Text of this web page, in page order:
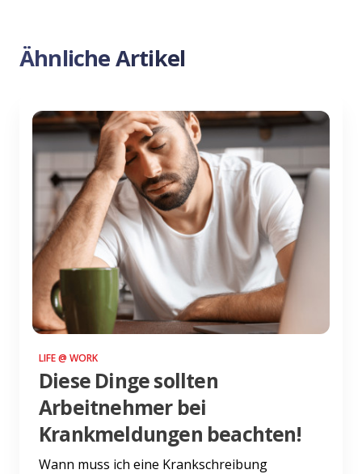
Ähnliche Artikel
LIFE @ WORK
Diese Dinge sollten
Arbeitnehmer bei
Krankmeldungen beachten!
Wann muss ich eine Krankschreibung